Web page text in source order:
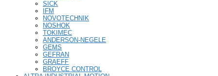
SICK
IFM
NOVOTECHNIK
NOSHOK
TOKIMEC
ANDERSON-NEGELE
GEMS
GEFRAN
GRAEFF
BROYCE CONTROL